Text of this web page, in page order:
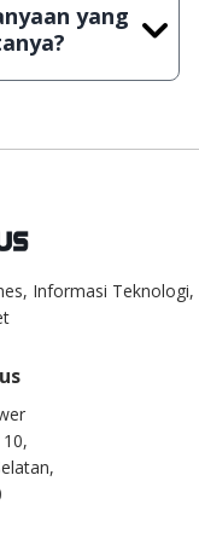
sebesar ribuan
waktu yang
yang
pertanyaan yang
Informasi Teknologi,